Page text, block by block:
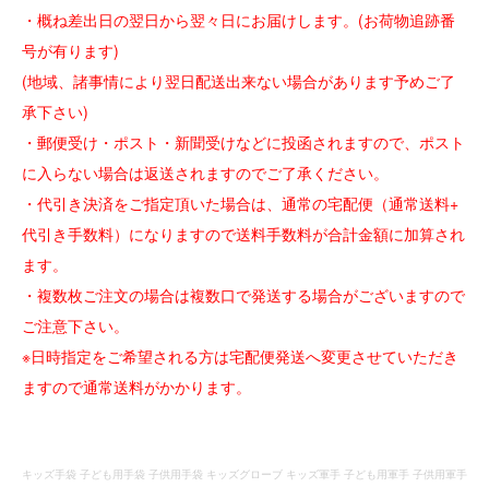
・概ね差出日の翌日から翌々日にお届けします。(お荷物追跡番
号が有ります)
(地域、諸事情により翌日配送出来ない場合があります予めご了
承下さい)
・郵便受け・ポスト・新聞受けなどに投函されますので、ポスト
に入らない場合は返送されますのでご了承ください。
・代引き決済をご指定頂いた場合は、通常の宅配便（通常送料+
代引き手数料）になりますので送料手数料が合計金額に加算され
ます。
・複数枚ご注文の場合は複数口で発送する場合がございますので
ご注意下さい。
※日時指定をご希望される方は宅配便発送へ変更させていただき
ますので通常送料がかかります。
キッズ手袋 子ども用手袋 子供用手袋 キッズグローブ キッズ軍手 子ども用軍手 子供用軍手